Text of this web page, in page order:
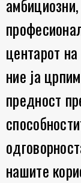
центарот
ние ја
предност
нашите